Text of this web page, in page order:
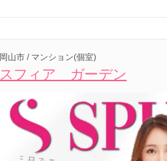
岡山市 / マンション(個室)
スフィア ガーデン